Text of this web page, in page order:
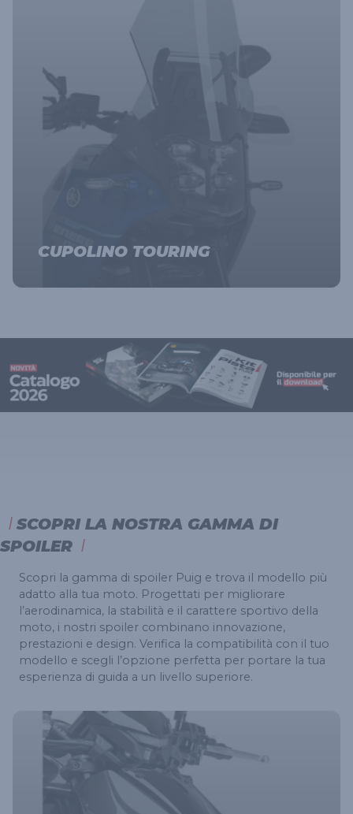
CUPOLINO TOURING
SCOPRI LA NOSTRA GAMMA DI
SPOILER
Scopri la gamma di spoiler Puig e trova il modello più
adatto alla tua moto. Progettati per migliorare
l’aerodinamica, la stabilità e il carattere sportivo della
moto, i nostri spoiler combinano innovazione,
prestazioni e design. Verifica la compatibilità con il tuo
modello e scegli l’opzione perfetta per portare la tua
esperienza di guida a un livello superiore.